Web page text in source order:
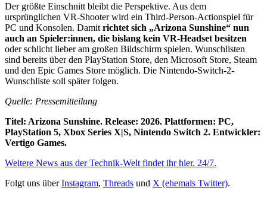
Der größte Einschnitt bleibt die Perspektive. Aus dem
ursprünglichen VR-Shooter wird ein Third-Person-Actionspiel für
PC und Konsolen. Damit richtet sich „Arizona Sunshine“ nun
auch an Spieler:innen, die bislang kein VR-Headset besitzen
oder schlicht lieber am großen Bildschirm spielen. Wunschlisten
sind bereits über den PlayStation Store, den Microsoft Store, Steam
und den Epic Games Store möglich. Die Nintendo-Switch-2-
Wunschliste soll später folgen.
Quelle: Pressemitteilung
Titel: Arizona Sunshine. Release: 2026. Plattformen: PC,
PlayStation 5, Xbox Series X|S, Nintendo Switch 2. Entwickler:
Vertigo Games.
Weitere News aus der Technik-Welt findet ihr hier. 24/7.
Folgt uns überInstagram, Threads und X (ehemals Twitter).